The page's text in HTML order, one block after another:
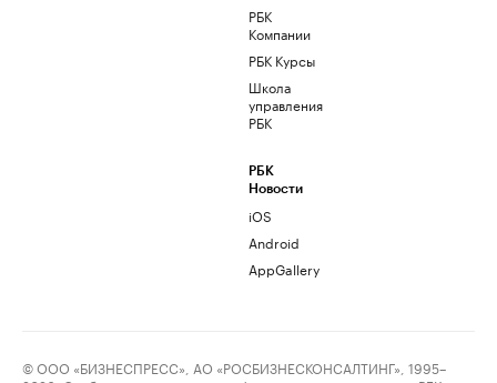
РБК
Компании
РБК Курсы
Школа
управления
РБК
РБК
Новости
iOS
Android
AppGallery
© ООО «БИЗНЕСПРЕСС», АО «РОСБИЗНЕСКОНСАЛТИНГ», 1995–